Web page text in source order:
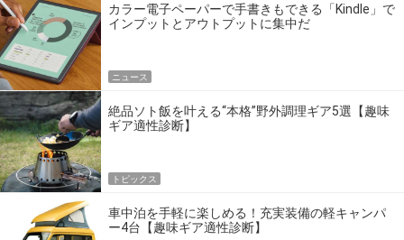
カラー電子ペーパーで手書きもできる「Kindle」で
インプットとアウトプットに集中だ
ニュース
絶品ソト飯を叶える“本格”野外調理ギア5選【趣味
ギア適性診断】
トピックス
車中泊を手軽に楽しめる！充実装備の軽キャンパ
ー4台【趣味ギア適性診断】